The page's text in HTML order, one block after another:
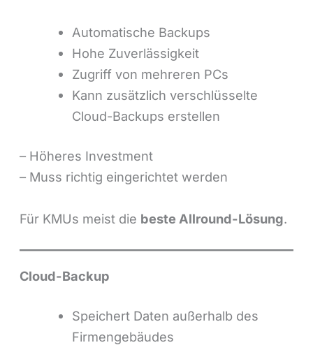
Automatische Backups
Hohe Zuverlässigkeit
Zugriff von mehreren PCs
Kann zusätzlich verschlüsselte
Cloud-Backups erstellen
– Höheres Investment
– Muss richtig eingerichtet werden
Für KMUs meist die beste Allround-Lösung.
Cloud-Backup
Speichert Daten außerhalb des
Firmengebäudes